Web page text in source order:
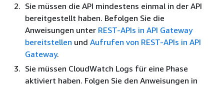
Sie müssen die API mindestens einmal in der API
bereitgestellt haben. Befolgen Sie die
Anweisungen unter REST-APIs in API Gateway
bereitstellen und Aufrufen von REST-APIs in API
Gateway.
Sie müssen CloudWatch Logs für eine Phase
aktiviert haben. Folgen Sie den Anweisungen in